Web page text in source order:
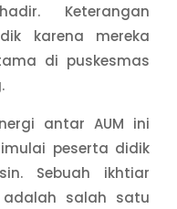
Keterangan
karena mereka
di puskesmas
antar AUM ini
peserta didik
Sebuah ikhtiar
salah satu